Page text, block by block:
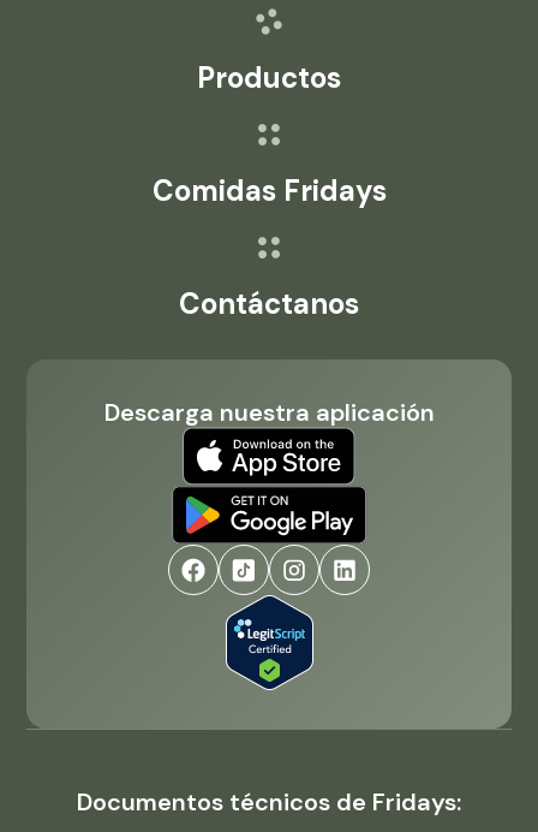
Productos
Comidas Fridays
Contáctanos
Descarga nuestra aplicación
Documentos técnicos de Fridays: